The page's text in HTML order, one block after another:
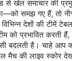
से खेल समाचार की
समझ गए हैं, तो
देशों की टीमें
को प्रभावित करती
बदलती है। चाहे आप
मैच की लाइव स्कोर